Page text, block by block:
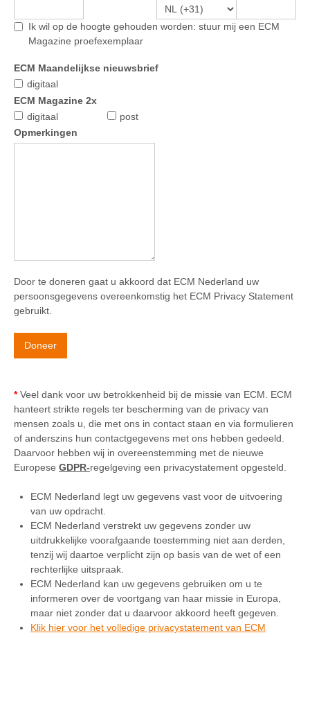
Ik wil op de hoogte gehouden worden: stuur mij een ECM
Magazine proefexemplaar
ECM Maandelijkse nieuwsbrief
digitaal
ECM Magazine 2x
digitaal
post
Opmerkingen
Door te doneren gaat u akkoord dat ECM Nederland uw
persoonsgegevens overeenkomstig het ECM Privacy Statement
gebruikt.
Doneer
*Veel dank voor uw betrokkenheid bij de missie van ECM. ECM
hanteert strikte regels ter bescherming van de privacy van
mensen zoals u, die met ons in contact staan en via formulieren
of anderszins hun contactgegevens met ons hebben gedeeld.
Daarvoor hebben wij in overeenstemming met de nieuwe
Europese GDPR-regelgeving een privacystatement opgesteld.
ECM Nederland legt uw gegevens vast voor de uitvoering
van uw opdracht.
ECM Nederland verstrekt uw gegevens zonder uw
uitdrukkelijke voorafgaande toestemming niet aan derden,
tenzij wij daartoe verplicht zijn op basis van de wet of een
rechterlijke uitspraak.
ECM Nederland kan uw gegevens gebruiken om u te
informeren over de voortgang van haar missie in Europa,
maar niet zonder dat u daarvoor akkoord heeft gegeven.
Klik hier voor het volledige privacystatement van ECM